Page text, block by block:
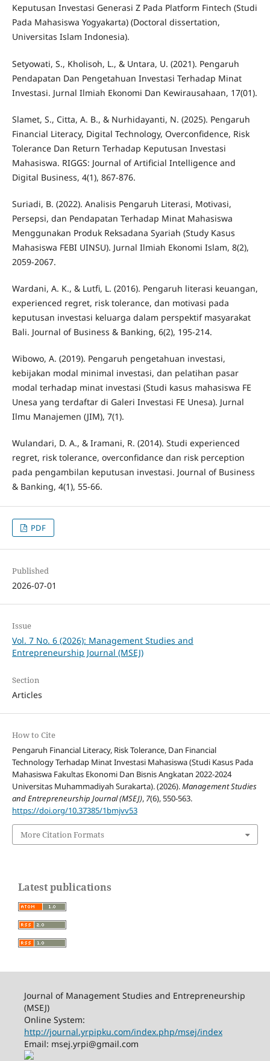
Keputusan Investasi Generasi Z Pada Platform Fintech (Studi
Pada Mahasiswa Yogyakarta) (Doctoral dissertation,
Universitas Islam Indonesia).
Setyowati, S., Kholisoh, L., & Untara, U. (2021). Pengaruh
Pendapatan Dan Pengetahuan Investasi Terhadap Minat
Investasi. Jurnal Ilmiah Ekonomi Dan Kewirausahaan, 17(01).
Slamet, S., Citta, A. B., & Nurhidayanti, N. (2025). Pengaruh
Financial Literacy, Digital Technology, Overconfidence, Risk
Tolerance Dan Return Terhadap Keputusan Investasi
Mahasiswa. RIGGS: Journal of Artificial Intelligence and
Digital Business, 4(1), 867-876.
Suriadi, B. (2022). Analisis Pengaruh Literasi, Motivasi,
Persepsi, dan Pendapatan Terhadap Minat Mahasiswa
Menggunakan Produk Reksadana Syariah (Study Kasus
Mahasiswa FEBI UINSU). Jurnal Ilmiah Ekonomi Islam, 8(2),
2059-2067.
Wardani, A. K., & Lutfi, L. (2016). Pengaruh literasi keuangan,
experienced regret, risk tolerance, dan motivasi pada
keputusan investasi keluarga dalam perspektif masyarakat
Bali. Journal of Business & Banking, 6(2), 195-214.
Wibowo, A. (2019). Pengaruh pengetahuan investasi,
kebijakan modal minimal investasi, dan pelatihan pasar
modal terhadap minat investasi (Studi kasus mahasiswa FE
Unesa yang terdaftar di Galeri Investasi FE Unesa). Jurnal
Ilmu Manajemen (JIM), 7(1).
Wulandari, D. A., & Iramani, R. (2014). Studi experienced
regret, risk tolerance, overconfidance dan risk perception
pada pengambilan keputusan investasi. Journal of Business
& Banking, 4(1), 55-66.
PDF
Published
2026-07-01
Issue
Vol. 7 No. 6 (2026): Management Studies and
Entrepreneurship Journal (MSEJ)
Section
Articles
How to Cite
Pengaruh Financial Literacy, Risk Tolerance, Dan Financial
Technology Terhadap Minat Investasi Mahasiswa (Studi Kasus Pada
Mahasiswa Fakultas Ekonomi Dan Bisnis Angkatan 2022-2024
Universitas Muhammadiyah Surakarta). (2026).Management Studies
and Entrepreneurship Journal (MSEJ), 7(6), 550-563.
https://doi.org/10.37385/1bmjvv53
More Citation Formats
Latest publications
Journal of Management Studies and Entrepreneurship
(MSEJ)
Online System:
http://journal.yrpipku.com/index.php/msej/index
Email: msej.yrpi@gmail.com